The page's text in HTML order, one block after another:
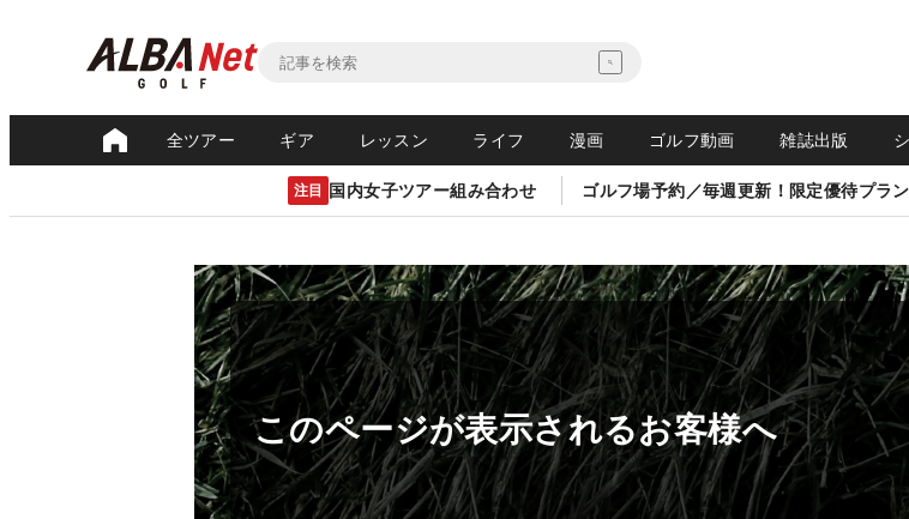
全ツアー ギア レッスン ライフ 漫画 ゴルフ動画 雑誌出版
注目 国内女子ツアー組み合わせ ゴルフ場予約／毎週更新！限定優待プラン
このページが表示されるお客様へ